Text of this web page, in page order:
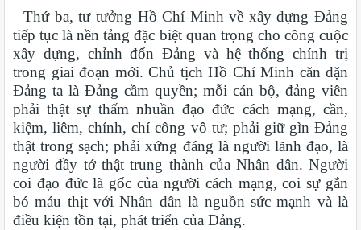
Thứ ba, tư tưởng Hồ Chí Minh về xây dựng Đảng
tiếp tục là nền tảng đặc biệt quan trọng cho công cuộc
xây dựng, chỉnh đốn Đảng và hệ thống chính trị
trong giai đoạn mới. Chủ tịch Hồ Chí Minh căn dặn
Đảng ta là Đảng cầm quyền; mỗi cán bộ, đảng viên
phải thật sự thấm nhuần đạo đức cách mạng, cần,
kiệm, liêm, chính, chí công vô tư; phải giữ gìn Đảng
thật trong sạch; phải xứng đáng là người lãnh đạo, là
người đầy tớ thật trung thành của Nhân dân. Người
coi đạo đức là gốc của người cách mạng, coi sự gắn
bó máu thịt với Nhân dân là nguồn sức mạnh và là
điều kiện tồn tại, phát triển của Đảng.